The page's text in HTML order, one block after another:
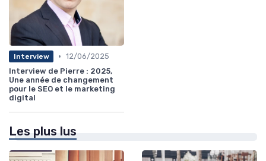
Interview • 12/06/2025
Interview de Pierre : 2025,
Une année de changement
pour le SEO et le marketing
digital
Les plus lus